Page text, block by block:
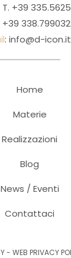
+39
+39
: info@d-icon.it
Home
Materie
Realizzazioni
Blog
News / Eventi
Contattaci
- WEB PRIVACY